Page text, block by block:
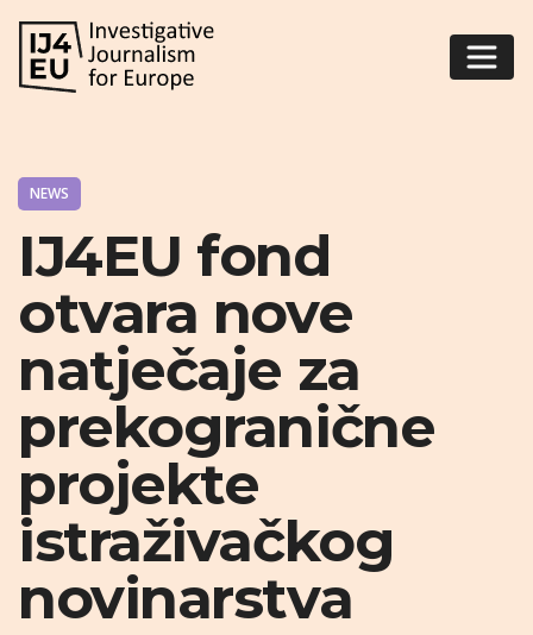
NEWS
IJ4EU fond
otvara nove
natječaje za
prekogranične
projekte
istraživačkog
novinarstva